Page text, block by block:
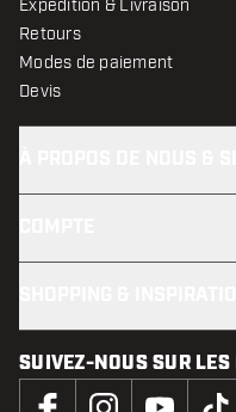
Expédition & Livraison
Retours
Modes de paiement
Devis
SUIVEZ-NOUS SUR